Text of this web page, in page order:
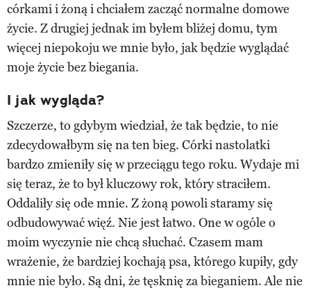
córkami i żoną i chciałem zacząć normalne domowe
życie. Z drugiej jednak im byłem bliżej domu, tym
więcej niepokoju we mnie było, jak będzie wyglądać
moje życie bez biegania.
I jak wygląda?
Szczerze, to gdybym wiedział, że tak będzie, to nie
zdecydowałbym się na ten bieg. Córki nastolatki
bardzo zmieniły się w przeciągu tego roku. Wydaje mi
się teraz, że to był kluczowy rok, który straciłem.
Oddaliły się ode mnie. Z żoną powoli staramy się
odbudowywać więź. Nie jest łatwo. One w ogóle o
moim wyczynie nie chcą słuchać. Czasem mam
wrażenie, że bardziej kochają psa, którego kupiły, gdy
mnie nie było. Są dni, że tęsknię za bieganiem. Ale nie